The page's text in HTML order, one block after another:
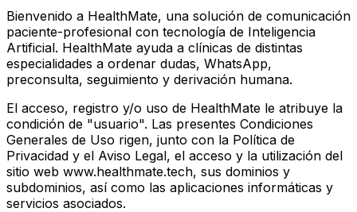
Bienvenido a HealthMate, una solución de comunicación
paciente-profesional con tecnología de Inteligencia
Artificial. HealthMate ayuda a clínicas de distintas
especialidades a ordenar dudas, WhatsApp,
preconsulta, seguimiento y derivación humana.
El acceso, registro y/o uso de HealthMate le atribuye la
condición de "usuario". Las presentes Condiciones
Generales de Uso rigen, junto con la Política de
Privacidad y el Aviso Legal, el acceso y la utilización del
sitio web www.healthmate.tech, sus dominios y
subdominios, así como las aplicaciones informáticas y
servicios asociados.